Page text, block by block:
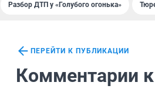
Разбор ДТП у «Голубого огонька»
ПЕРЕЙТИ К ПУБЛИКАЦИИ
Комментарии